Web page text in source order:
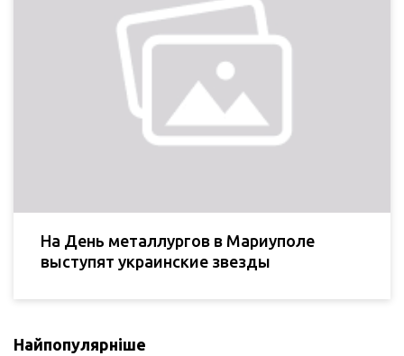
На День металлургов в Мариуполе
выступят украинские звезды
Найпопулярніше